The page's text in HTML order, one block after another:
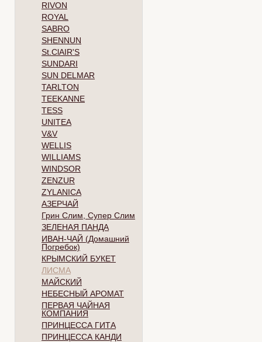
RIVON
ROYAL
SABRO
SHENNUN
St.ClAIR'S
SUNDARI
SUN DELMAR
TARLTON
TEEKANNE
TESS
UNITEA
V&V
WELLIS
WILLIAMS
WINDSOR
ZENZUR
ZYLANICA
АЗЕРЧАЙ
Грин Слим, Супер Слим
ЗЕЛЕНАЯ ПАНДА
ИВАН-ЧАЙ (Домашний
Погребок)
КРЫМСКИЙ БУКЕТ
ЛИСМА
МАЙСКИЙ
НЕБЕСНЫЙ АРОМАТ
ПЕРВАЯ ЧАЙНАЯ
КОМПАНИЯ
ПРИНЦЕССА ГИТА
ПРИНЦЕССА КАНДИ